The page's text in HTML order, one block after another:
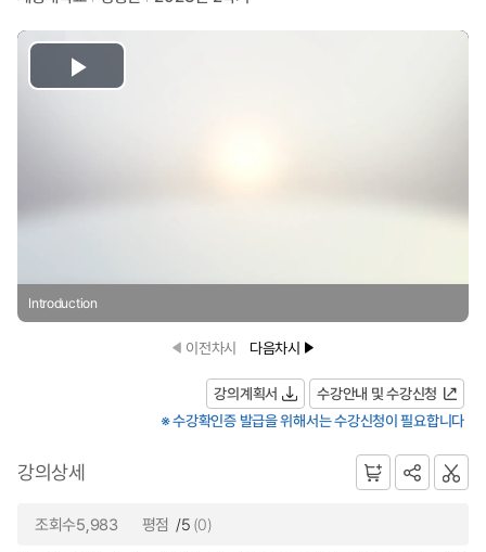
Play
Introduction
이전차시 다음차시
강의계획서
수강안내 및 수강신청
※ 수강확인증 발급을 위해서는 수강신청이 필요합니다
강의상세
조회수5,983 평점 /5 (0)